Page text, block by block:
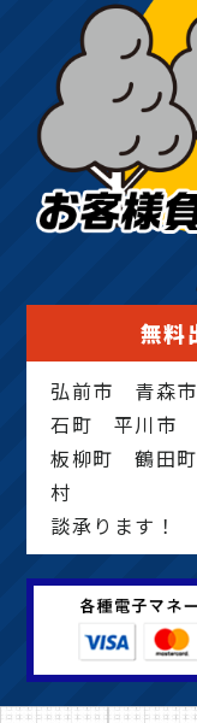
無料
弘前市 青森
石町 平川市
板柳町 鶴田
村 そ
談承ります！